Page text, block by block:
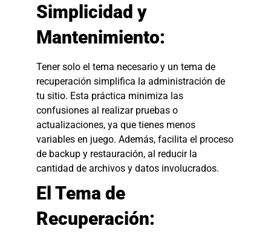
Simplicidad y
Mantenimiento:
Tener solo el tema necesario y un tema de
recuperación simplifica la administración de
tu sitio. Esta práctica minimiza las
confusiones al realizar pruebas o
actualizaciones, ya que tienes menos
variables en juego. Además, facilita el proceso
de backup y restauración, al reducir la
cantidad de archivos y datos involucrados.
El Tema de
Recuperación: